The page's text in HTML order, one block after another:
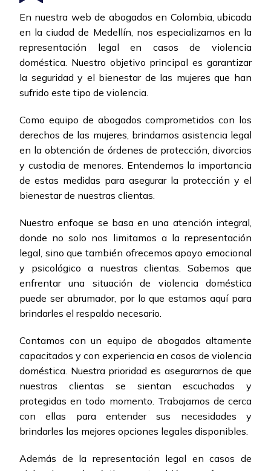
En nuestra web de abogados en Colombia, ubicada
en la ciudad de Medellín, nos especializamos en la
representación legal en casos de violencia
doméstica. Nuestro objetivo principal es garantizar
la seguridad y el bienestar de las mujeres que han
sufrido este tipo de violencia.
Como equipo de abogados comprometidos con los
derechos de las mujeres, brindamos asistencia legal
en la obtención de órdenes de protección, divorcios
y custodia de menores. Entendemos la importancia
de estas medidas para asegurar la protección y el
bienestar de nuestras clientas.
Nuestro enfoque se basa en una atención integral,
donde no solo nos limitamos a la representación
legal, sino que también ofrecemos apoyo emocional
y psicológico a nuestras clientas. Sabemos que
enfrentar una situación de violencia doméstica
puede ser abrumador, por lo que estamos aquí para
brindarles el respaldo necesario.
Contamos con un equipo de abogados altamente
capacitados y con experiencia en casos de violencia
doméstica. Nuestra prioridad es asegurarnos de que
nuestras clientas se sientan escuchadas y
protegidas en todo momento. Trabajamos de cerca
con ellas para entender sus necesidades y
brindarles las mejores opciones legales disponibles.
Además de la representación legal en casos de